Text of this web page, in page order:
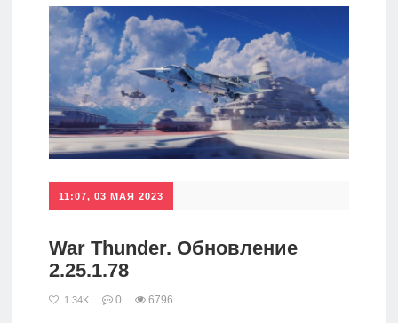
11:07, 03 МАЯ 2023
War Thunder. Обновление
2.25.1.78
1.34K 0 6796